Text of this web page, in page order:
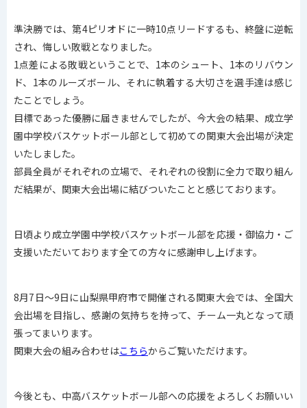
準決勝では、第4ピリオドに一時10点リードするも、終盤に逆転
され、悔しい敗戦となりました。
1点差による敗戦ということで、1本のシュート、1本のリバウン
ド、1本のルーズボール、それに執着する大切さを選手達は感じ
たことでしょう。
目標であった優勝に届きませんでしたが、今大会の結果、成立学
園中学校バスケットボール部として初めての関東大会出場が決定
いたしました。
部員全員がそれぞれの立場で、それぞれの役割に全力で取り組ん
だ結果が、関東大会出場に結びついたことと感じております。
日頃より成立学園中学校バスケットボール部を応援・御協力・ご
支援いただいております全ての方々に感謝申し上げます。
8月7日～9日に山梨県甲府市で開催される関東大会では、全国大
会出場を目指し、感謝の気持ちを持って、チーム一丸となって頑
張ってまいります。
関東大会の組み合わせはこちらからご覧いただけます。
今後とも、中高バスケットボール部への応援をよろしくお願いい